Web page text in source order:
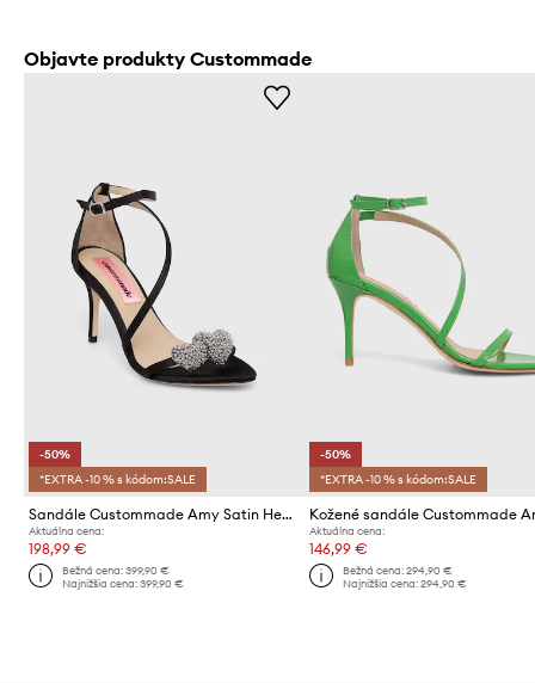
Objavte produkty Custommade
-50%
*EXTRA -10 % s kódom:SALE
Sandále Custommade Amy Satin Heart
Aktuálna cena:
198,99 €
Bežná cena:399,90 €
Najnižšia cena:399,90 €
-50%
*EXTRA -10 % s kódom:SALE
Aktuálna cena:
146,99 €
Bežná cena: 294,90 €
Najnižšia cena: 294,90 €